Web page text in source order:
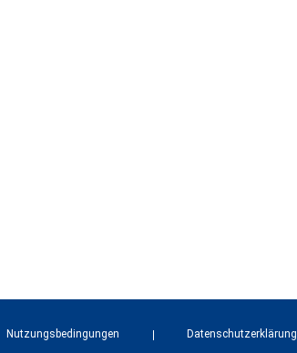
Nutzungsbedingungen Datenschutzerklärung